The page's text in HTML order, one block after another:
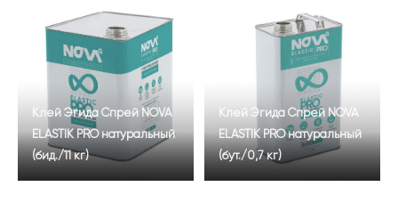
Клей Эгида Спрей NOVA
ELASTIK PRO натуральный
(бид./11 кг)
Клей Эгида Спрей NOVA
ELASTIK PRO натуральный
(бут./0,7 кг)